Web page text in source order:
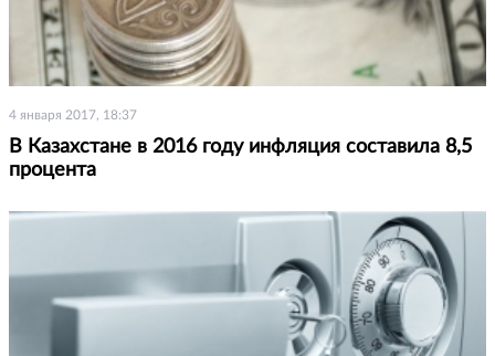
4 января 2017, 18:37
В Казахстане в 2016 году инфляция составила 8,5
процента